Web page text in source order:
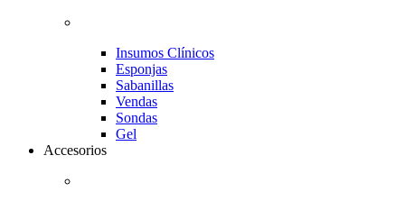
Insumos Clínicos
Esponjas
Sabanillas
Vendas
Sondas
Gel
Accesorios